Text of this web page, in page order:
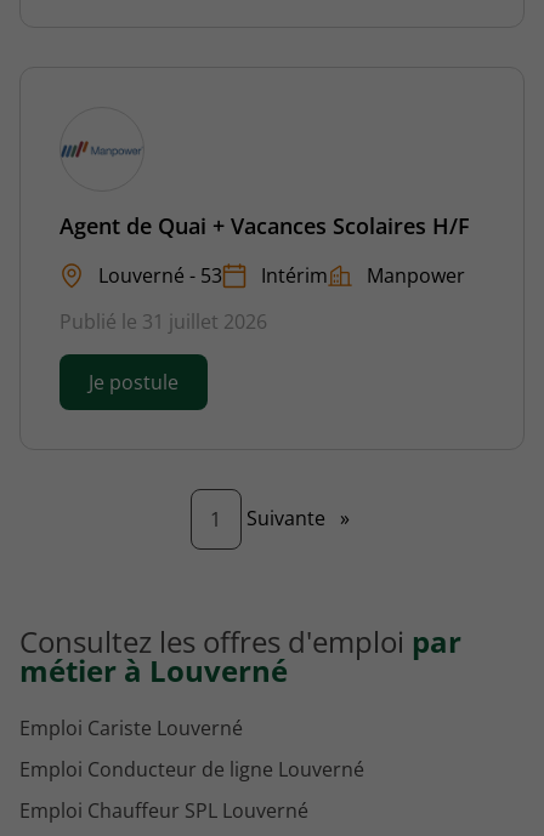
Agent de Quai + Vacances Scolaires H/F
Louverné - 53 Intérim
Manpower
Publié le 31 juillet 2026
Je postule
1 Page
Suivante »
Consultez les offres d'emploi par
métier à Louverné
Emploi Cariste Louverné
Emploi Conducteur de ligne Louverné
Emploi Chauffeur SPL Louverné